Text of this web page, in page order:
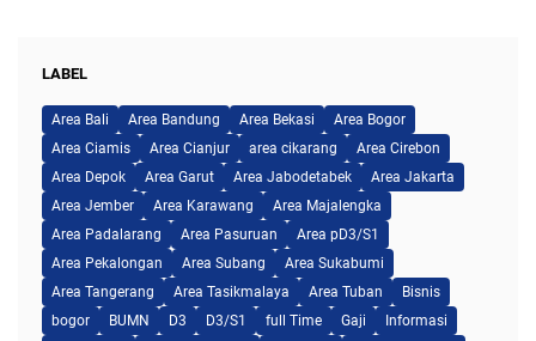
LABEL
Area Bali Area Bandung Area Bekasi
Area Bogor
Area Ciamis
Area Cianjur area cikarang
Area Cirebon
Area Depok
Area Garut Area Jabodetabek
Area Jakarta
Area Jember
Area Karawang
Area Majalengka
Area Padalarang
Area Pasuruan
Area pD3/S1
Area Pekalongan
Area Subang
Area Sukabumi
Area Tangerang
Area Tasikmalaya Area Tuban
Bisnis
bogor
BUMN D3 D3/S1 full Time Gaji
Informasi